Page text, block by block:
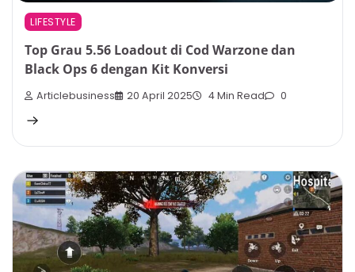
LIFESTYLE
Top Grau 5.56 Loadout di Cod Warzone dan
Black Ops 6 dengan Kit Konversi
Articlebusiness 20 April 2025 4 Min Read 0